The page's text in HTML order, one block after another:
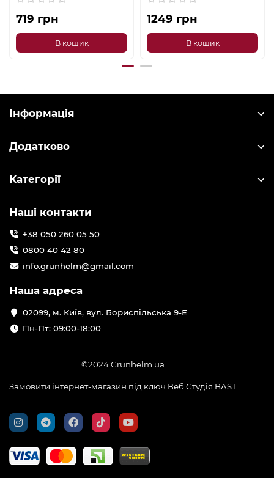
719 грн
В кошик
1249 грн
В кошик
Інформація
Додатково
Категорії
Наші контакти
+38 050 260 05 50
0800 40 42 80
info.grunhelm@gmail.com
Наша адреса
02099, м. Київ, вул. Бориспільська 9-Е
Пн-Пт: 09:00-18:00
©2024 Grunhelm.ua
Замовити інтернет-магазин під ключ Веб Студія BAST